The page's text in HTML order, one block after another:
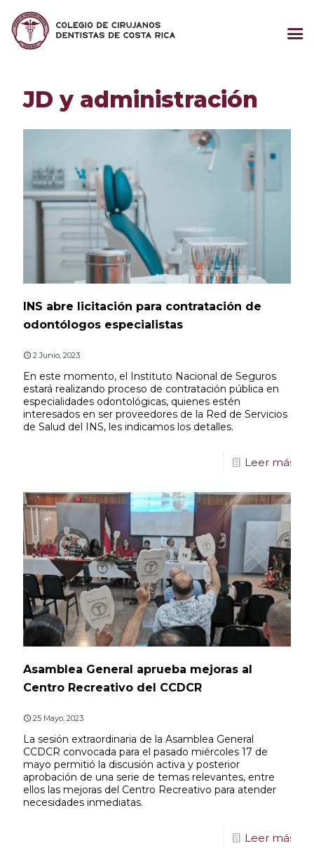
JD y administración
INS abre licitación para contratación de
odontólogos especialistas
2 Junio, 2023
En este momento, el Instituto Nacional de Seguros
estará realizando proceso de contratación pública en
especialidades odontológicas, quienes estén
interesados en ser proveedores de la Red de Servicios
de Salud del INS, les indicamos los detalles.
Leer más
Asamblea General aprueba mejoras al
Centro Recreativo del CCDCR
25 Mayo, 2023
La sesión extraordinaria de la Asamblea General
CCDCR convocada para el pasado miércoles 17 de
mayo permitió la discusión activa y posterior
aprobación de una serie de temas relevantes, entre
ellos las mejoras del Centro Recreativo para atender
necesidades inmediatas.
Leer más